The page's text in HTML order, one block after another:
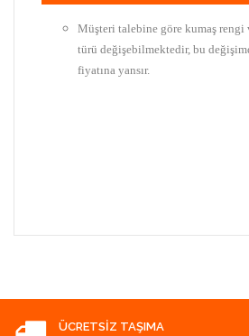
Müşteri talebine göre kumaş rengi
türü değişebilmektedir, bu
fiyatına yansır.
ÜCRETSIZ TAŞIMA